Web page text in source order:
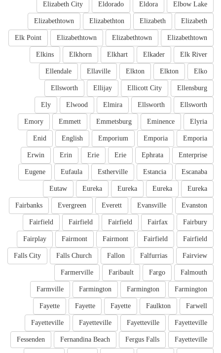
Elbow Lake
Eldora
Eldorado
Elizabeth City
Elizabeth
Elizabeth
Elizabethton
Elizabethtown
Elizabethtown
Elizabethtown
Elizabethtown
Elk Point
Elk River
Elkader
Elkhart
Elkhorn
Elkins
Elko
Elkton
Elkton
Ellaville
Ellendale
Ellensburg
Ellicott City
Ellijay
Ellsworth
Ellsworth
Ellsworth
Elmira
Elwood
Ely
Elyria
Eminence
Emmetsburg
Emmett
Emory
Emporia
Emporia
Emporium
English
Enid
Enterprise
Ephrata
Erie
Erie
Erin
Erwin
Escanaba
Estancia
Estherville
Eufaula
Eugene
Eureka
Eureka
Eureka
Eureka
Eutaw
Evanston
Evansville
Everett
Evergreen
Fairbanks
Fairbury
Fairfax
Fairfield
Fairfield
Fairfield
Fairfield
Fairfield
Fairmont
Fairmont
Fairplay
Fairview
Falfurrias
Fallon
Falls Church
Falls City
Falmouth
Fargo
Faribault
Farmerville
Farmington
Farmington
Farmington
Farmville
Farwell
Faulkton
Fayette
Fayette
Fayette
Fayetteville
Fayetteville
Fayetteville
Fayetteville
Fayetteville
Fergus Falls
Fernandina Beach
Fessenden